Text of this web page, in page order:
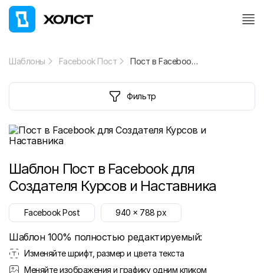
Шаблоны Facebook Пост Пост в Facebook для Создателя Курсов и Наставника
Фильтр
Шаблон Пост в Facebook для
Создателя Курсов и Наставника
Facebook Post 940 x 788 px
Шаблон 100% полностью редактируемый:
Изменяйте шрифт, размер и цвета текста
Меняйте изображения и графику одним кликом